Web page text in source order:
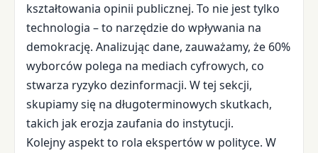
kształtowania opinii publicznej. To nie jest tylko
technologia – to narzędzie do wpływania na
demokrację. Analizując dane, zauważamy, że 60%
wyborców polega na mediach cyfrowych, co
stwarza ryzyko dezinformacji. W tej sekcji,
skupiamy się na długoterminowych skutkach,
takich jak erozja zaufania do instytucji.
Kolejny aspekt to rola ekspertów w polityce. W